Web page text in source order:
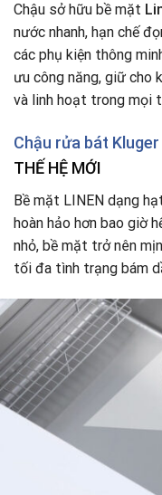
Chậu sở hữu bề mặt
nước nhanh, hạn chế
các phụ kiện thông
ưu công năng, giữ cho
và linh hoạt trong mọi
Chậu rửa bát Kluger
THẾ HỆ MỚI
Bề mặt LINEN dạng
hoàn hảo hơn bao giờ
nhỏ, bề mặt trở nên
tối đa tình trạng bám